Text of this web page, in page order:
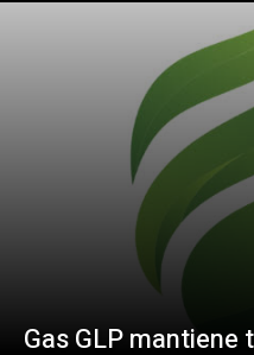
Gas GLP